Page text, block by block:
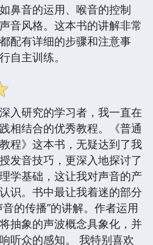
鼻音的运用、喉音的控制
音风格。这本书的讲解非常
配有详细的步骤和注意事
自主训练。
入研究的学习者，我一直在
相结合的优秀教程。《普通
程》这本书，无疑达到了我
发音技巧，更深入地探讨了
学基础，这让我对声音的产
识。书中最让我着迷的部分
的传播”的讲解。作者运用
抽象的声波概念具象化，并
听众的感知。 我特别喜欢